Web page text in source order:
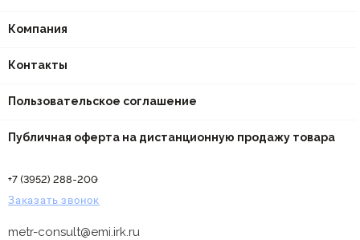
Компания
Контакты
Пользовательское соглашение
Публичная оферта на дистанционную продажу товара
+7 (3952) 288-200
Заказать звонок
metr-consult@emi.irk.ru